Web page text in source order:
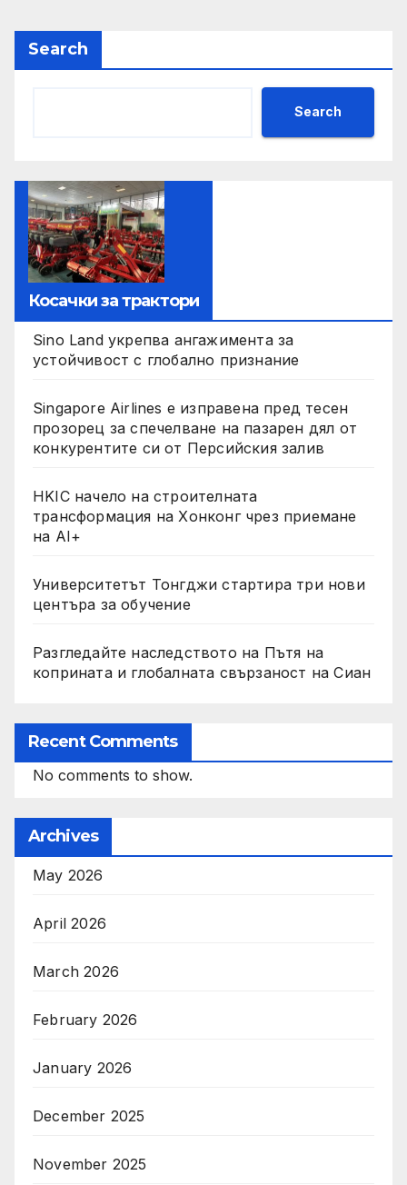
Search
Search
Косачки за трактори
Sino Land укрепва ангажимента за
устойчивост с глобално признание
Singapore Airlines е изправена пред тесен
прозорец за спечелване на пазарен дял от
конкурентите си от Персийския залив
HKIC начело на строителната
трансформация на Хонконг чрез приемане
на AI+
Университетът Тонгджи стартира три нови
центъра за обучение
Разгледайте наследството на Пътя на
коприната и глобалната свързаност на Сиан
Recent Comments
No comments to show.
Archives
May 2026
April 2026
March 2026
February 2026
January 2026
December 2025
November 2025